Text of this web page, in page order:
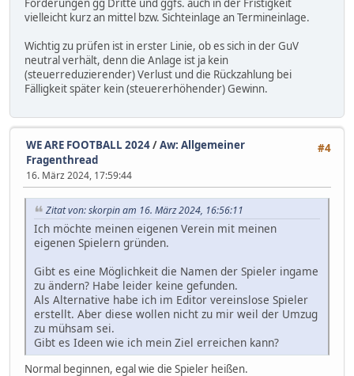
Forderungen gg Dritte und ggfs. auch in der Fristigkeit
vielleicht kurz an mittel bzw. Sichteinlage an Termineinlage.
Wichtig zu prüfen ist in erster Linie, ob es sich in der GuV
neutral verhält, denn die Anlage ist ja kein
(steuerreduzierender) Verlust und die Rückzahlung bei
Fälligkeit später kein (steuererhöhender) Gewinn.
#4
WE ARE FOOTBALL 2024/Aw: Allgemeiner
Fragenthread
16. März 2024, 17:59:44
Zitat von: skorpin am 16. März 2024, 16:56:11
Ich möchte meinen eigenen Verein mit meinen
eigenen Spielern gründen.
Gibt es eine Möglichkeit die Namen der Spieler ingame
zu ändern? Habe leider keine gefunden.
Als Alternative habe ich im Editor vereinslose Spieler
erstellt. Aber diese wollen nicht zu mir weil der Umzug
zu mühsam sei.
Gibt es Ideen wie ich mein Ziel erreichen kann?
Normal beginnen, egal wie die Spieler heißen.